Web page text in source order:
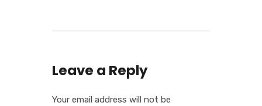
Leave a Reply
Your email address will not be